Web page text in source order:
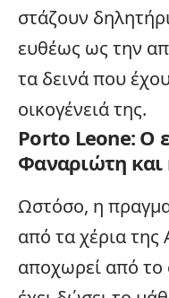
στάζουν
ευθέως ως την
τα δεινά που
οικογένειά της.
Porto Leone: Ο
Φαναριώτη και
Ωστόσο, η
από τα χέρια της
αποχωρεί από το